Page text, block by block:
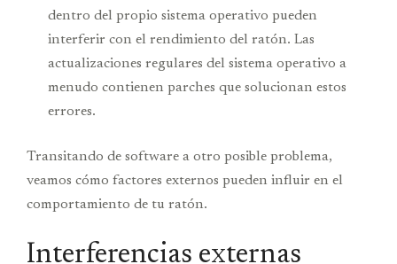
dentro del propio sistema operativo pueden
interferir con el rendimiento del ratón. Las
actualizaciones regulares del sistema operativo a
menudo contienen parches que solucionan estos
errores.
Transitando de software a otro posible problema,
veamos cómo factores externos pueden influir en el
comportamiento de tu ratón.
Interferencias externas